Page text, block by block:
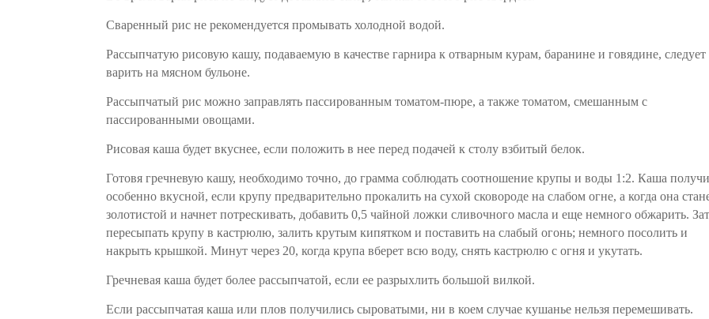
Сваренный рис не рекомендуется промывать холодной водой.
Рассыпчатую рисовую кашу, подаваемую в качестве гарнира к отварным курам, баранине и говядине, следует
варить на мясном бульоне.
Рассыпчатый рис можно заправлять пассированным томатом-пюре, а также томатом, смешанным с
пассированными овощами.
Рисовая каша будет вкуснее, если положить в нее перед подачей к столу взбитый белок.
Готовя гречневую кашу, необходимо точно, до грамма соблюдать соотношение крупы и воды 1:2. Каша
особенно вкусной, если крупу предварительно прокалить на сухой сковороде на слабом огне, а когда она
золотистой и начнет потрескивать, добавить 0,5 чайной ложки сливочного масла и еще немного обжарить.
пересыпать крупу в кастрюлю, залить крутым кипятком и поставить на слабый огонь; немного посолить и
накрыть крышкой. Минут через 20, когда крупа вберет всю воду, снять кастрюлю с огня и укутать.
Гречневая каша будет более рассыпчатой, если ее разрыхлить большой вилкой.
Если рассыпчатая каша или плов получились сыроватыми, ни в коем случае кушанье нельзя перемешивать.